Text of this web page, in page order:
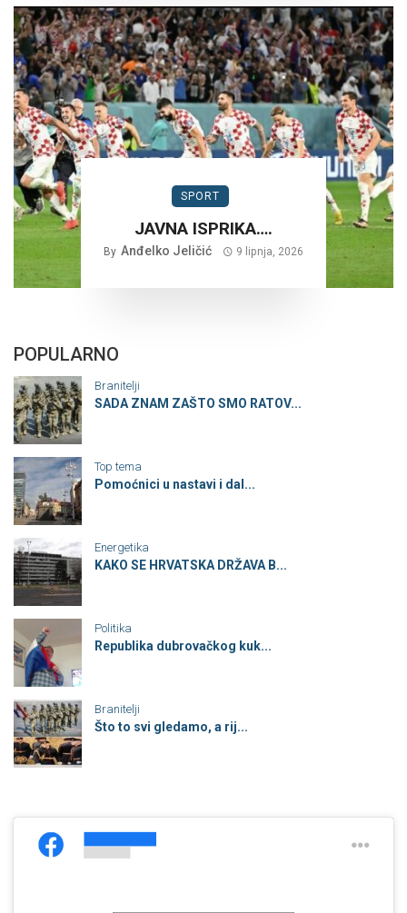
SPORT
JAVNA ISPRIKA….
By Anđelko Jeličić 9 lipnja, 2026
POPULARNO
Branitelji
SADA ZNAM ZAŠTO SMO RATOV...
Top tema
Pomoćnici u nastavi i dal...
Energetika
KAKO SE HRVATSKA DRŽAVA B...
Politika
Republika dubrovačkog kuk...
Branitelji
Što to svi gledamo, a rij...